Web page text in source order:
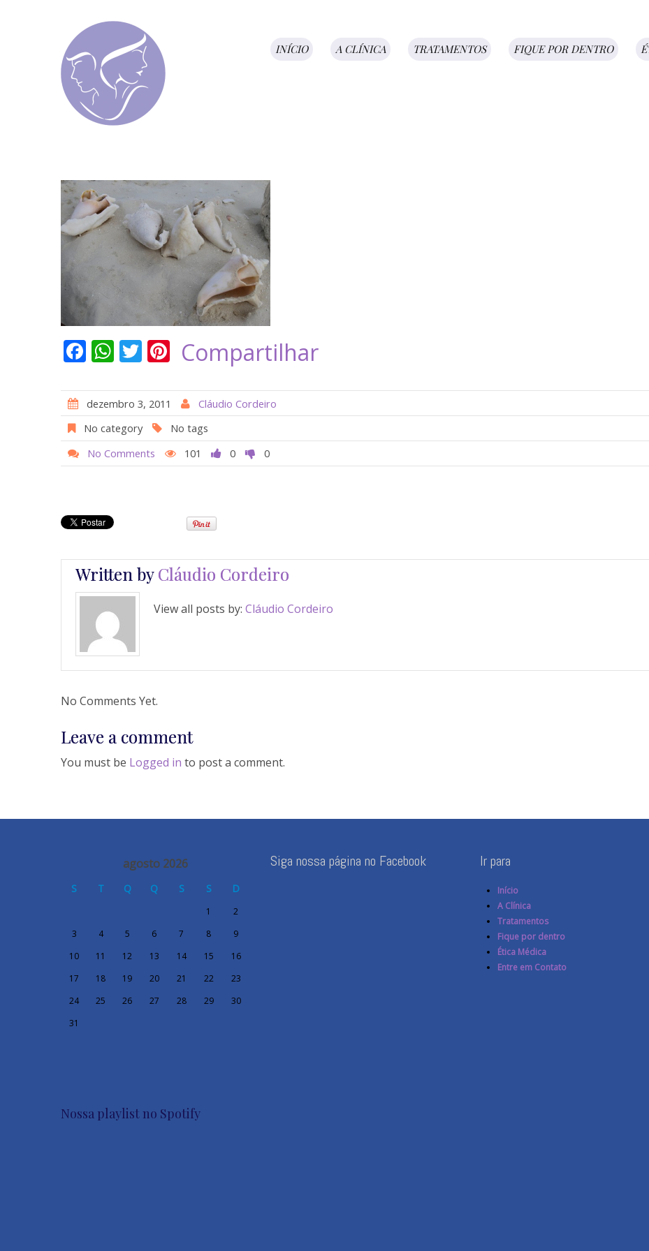
INÍCIO A CLÍNICA TRATAMENTOS FIQUE POR DENTRO
F
e
b
o
o
W
at
s
A
p
T
itt
er
Pi
er
e
st
Compartilhar
dezembro 3, 2011 Cláudio Cordeiro
No category
No tags
No Comments
101 0 0
Written byCláudio Cordeiro
View all posts by: Cláudio Cordeiro
No Comments Yet.
Leave a comment
You must be Logged in to post a comment.
agosto 2026
S T Q Q S S D
1
2
3
4 5 6 7 8
9
10
11 12 13 14 15
16
17
18 19 20 21 22
23
24
25 26 27 28 29
30
31
Siga nossa página no Facebook Ir para
Início
A Clínica
Tratamentos
Fique por dentro
Ética Médica
Entre em Contato
Nossa playlist no Spotify